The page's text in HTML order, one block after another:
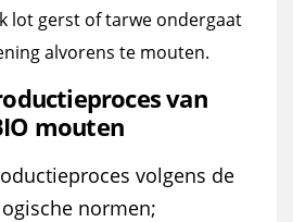
lot gerst of tarwe ondergaat
alvorens te mouten.
van
mouten
volgens de
normen;